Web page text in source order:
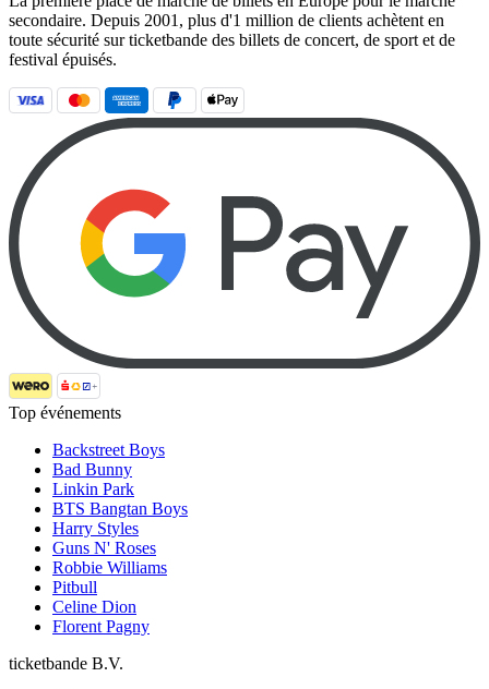
secondaire. Depuis 2001, plus d'1 million de clients achètent en
toute sécurité sur ticketbande des billets de concert, de sport et de
festival épuisés.
Top événements
Backstreet Boys
Bad Bunny
Linkin Park
BTS Bangtan Boys
Harry Styles
Guns N' Roses
Robbie Williams
Pitbull
Celine Dion
Florent Pagny
ticketbande B.V.